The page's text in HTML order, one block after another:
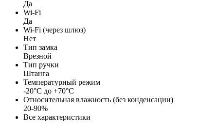
Да
Wi-Fi
Да
Wi-Fi (через шлюз)
Нет
Тип замка
Врезной
Тип ручки
Штанга
Температурный режим
-20°C до +70°C
Относительная влажность (без конденсации)
20-90%
Все характеристики